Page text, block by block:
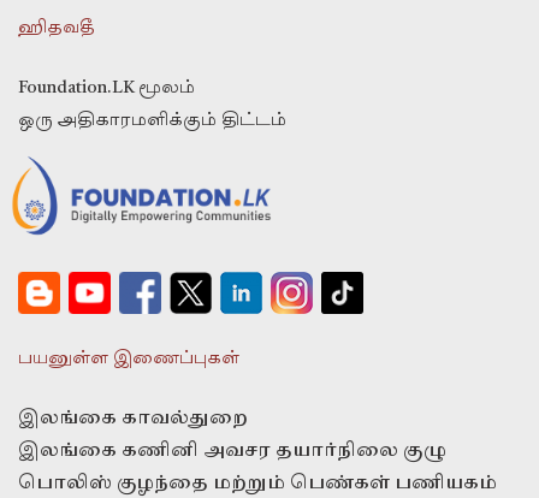
ஹிதவதீ
Foundation.LK மூலம்
ஒரு அதிகாரமளிக்கும் திட்டம்
பயனுள்ள இணைப்புகள்
இலங்கை காவல்துறை
இலங்கை கணினி அவசர தயார்நிலை குழு
பொலிஸ் குழந்தை மற்றும் பெண்கள் பணியகம்